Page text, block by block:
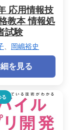
応用情報技
教本 情報処
試験
岡嶋裕史
を見る
る